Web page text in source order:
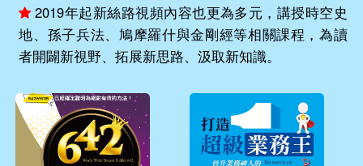
2019年起新絲路視頻內容也更為多元，講授時空史
地、孫子兵法、鳩摩羅什與金剛經等相關課程，為讀
者開闢新視野、拓展新思路、汲取新知識。